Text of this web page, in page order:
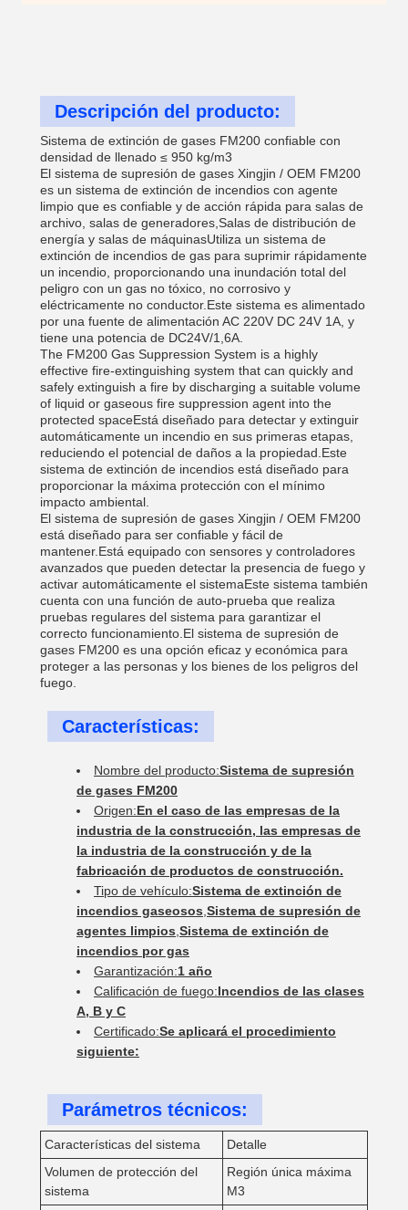
Descripción del producto:
Sistema de extinción de gases FM200 confiable con
densidad de llenado ≤ 950 kg/m3
El sistema de supresión de gases Xingjin / OEM FM200
es un sistema de extinción de incendios con agente
limpio que es confiable y de acción rápida para salas de
archivo, salas de generadores,Salas de distribución de
energía y salas de máquinasUtiliza un sistema de
extinción de incendios de gas para suprimir rápidamente
un incendio, proporcionando una inundación total del
peligro con un gas no tóxico, no corrosivo y
eléctricamente no conductor.Este sistema es alimentado
por una fuente de alimentación AC 220V DC 24V 1A, y
tiene una potencia de DC24V/1,6A.
The FM200 Gas Suppression System is a highly
effective fire-extinguishing system that can quickly and
safely extinguish a fire by discharging a suitable volume
of liquid or gaseous fire suppression agent into the
protected spaceEstá diseñado para detectar y extinguir
automáticamente un incendio en sus primeras etapas,
reduciendo el potencial de daños a la propiedad.Este
sistema de extinción de incendios está diseñado para
proporcionar la máxima protección con el mínimo
impacto ambiental.
El sistema de supresión de gases Xingjin / OEM FM200
está diseñado para ser confiable y fácil de
mantener.Está equipado con sensores y controladores
avanzados que pueden detectar la presencia de fuego y
activar automáticamente el sistemaEste sistema también
cuenta con una función de auto-prueba que realiza
pruebas regulares del sistema para garantizar el
correcto funcionamiento.El sistema de supresión de
gases FM200 es una opción eficaz y económica para
proteger a las personas y los bienes de los peligros del
fuego.
Características:
Nombre del producto:Sistema de supresión
de gases FM200
Origen:En el caso de las empresas de la
industria de la construcción, las empresas de
la industria de la construcción y de la
fabricación de productos de construcción.
Tipo de vehículo:Sistema de extinción de
incendios gaseosos Sistema de supresión de
agentes limpios Sistema de extinción de
incendios por gas
Garantización:1 año
Calificación de fuego:Incendios de las clases
A, B y C
Certificado:Se aplicará el procedimiento
siguiente:
Parámetros técnicos:
Características del sistema
Detalle
Volumen de protección del
sistema
Región única máxima
M3